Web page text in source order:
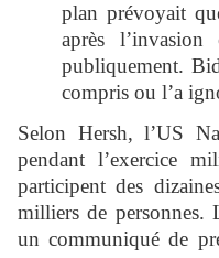
plan prévoyait
après
publiquement.
compris ou l’a
Selon Hersh, l’US
pendant l’exercice
participent des
milliers de personnes.
un communiqué de